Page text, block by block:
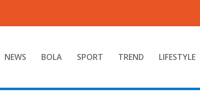
NEWS BOLA SPORT TREND LIFESTYLE